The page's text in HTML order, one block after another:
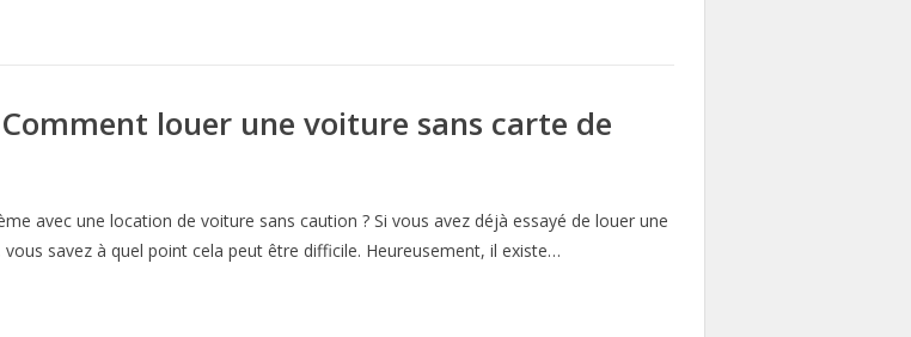
louer une voiture sans carte de
avec une location de voiture sans caution ? Si vous avez déjà essayé de louer une
savez à quel point cela peut être difficile. Heureusement, il existe…